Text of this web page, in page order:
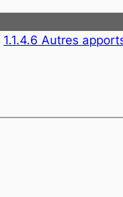
1.1.4.6 Autres